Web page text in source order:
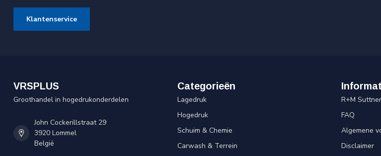
Klantenservice
VRSPLUS
Groothandel in hogedrukonderdelen
John Cockerillstraat 29
3920 Lommel
België
Categorieën
Lagedruk
Hogedruk
Schuim & Chemie
Carwash & Terrein
R+M Suttner
FAQ
Algemene
Disclaimer